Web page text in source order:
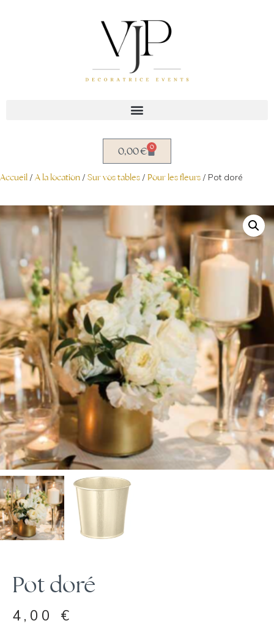
0,00€ 0
Accueil / A la location / Sur vos tables / Pour les fleurs / Pot doré
Pot doré
4,00 €